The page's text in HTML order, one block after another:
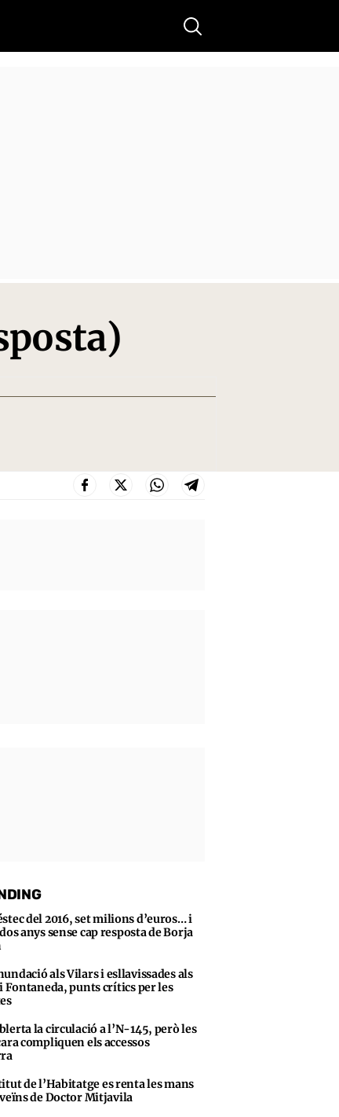
Buscar
del 2016, set milions d’euros… i
anys sense cap resposta de Borja
als Vilars i esllavissades als
Fontaneda, punts crítics per les
la circulació a l’N-145, però les
compliquen els accessos
de l’Habitatge es renta les mans
de Doctor Mitjavila